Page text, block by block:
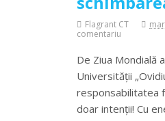
Flagrant CT
comentariu
De Ziua Mondială
Universității
responsabilitatea
doar intenții! Cu